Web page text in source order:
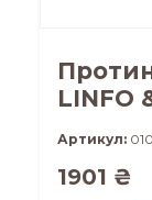
LINFO
Артикул:
1901 ₴